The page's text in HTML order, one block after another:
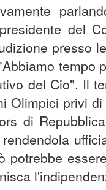
del
presso
tempo
del Cio". Il
Olimpici privi
di
potrebbe